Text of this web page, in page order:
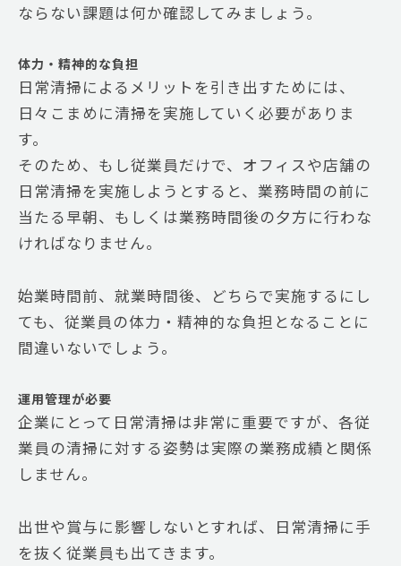
ならない課題は何か確認してみましょう。
体力・精神的な負担
日常清掃によるメリットを引き出すためには、
日々こまめに清掃を実施していく必要がありま
す。
そのため、もし従業員だけで、オフィスや店舗の
日常清掃を実施しようとすると、業務時間の前に
当たる早朝、もしくは業務時間後の夕方に行わな
ければなりません。
始業時間前、就業時間後、どちらで実施するにし
ても、従業員の体力・精神的な負担となることに
間違いないでしょう。
運用管理が必要
企業にとって日常清掃は非常に重要ですが、各従
業員の清掃に対する姿勢は実際の業務成績と関係
しません。
出世や賞与に影響しないとすれば、日常清掃に手
を抜く従業員も出てきます。